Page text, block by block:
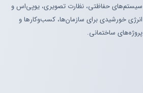
سیستم‌های حفاظتی، نظارت تصویری، یوپی‌اس و
انرژی خورشیدی برای سازمان‌ها، کسب‌وکارها و
پروژه‌های ساختمانی.